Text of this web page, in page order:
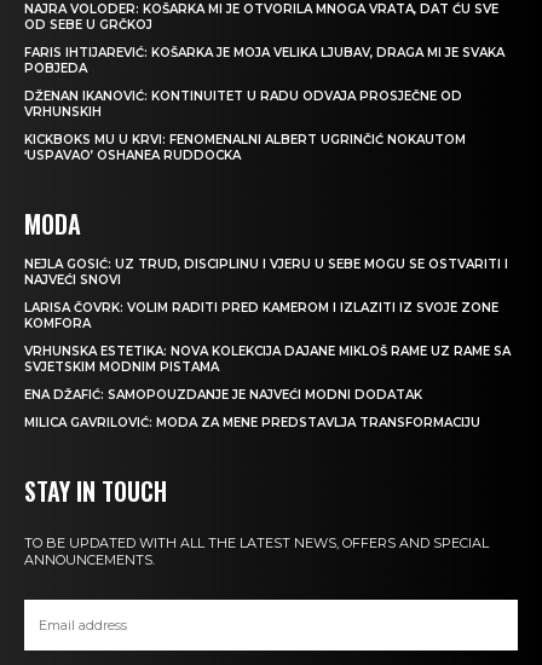
NAJRA VOLODER: KOŠARKA MI JE OTVORILA MNOGA VRATA, DAT ĆU SVE
OD SEBE U GRČKOJ
FARIS IHTIJAREVIĆ: KOŠARKA JE MOJA VELIKA LJUBAV, DRAGA MI JE SVAKA
POBJEDA
DŽENAN IKANOVIĆ: KONTINUITET U RADU ODVAJA PROSJEČNE OD
VRHUNSKIH
KICKBOKS MU U KRVI: FENOMENALNI ALBERT UGRINČIĆ NOKAUTOM
‘USPAVAO’ OSHANEA RUDDOCKA
MODA
NEJLA GOSIĆ: UZ TRUD, DISCIPLINU I VJERU U SEBE MOGU SE OSTVARITI I
NAJVEĆI SNOVI
LARISA ČOVRK: VOLIM RADITI PRED KAMEROM I IZLAZITI IZ SVOJE ZONE
KOMFORA
VRHUNSKA ESTETIKA: NOVA KOLEKCIJA DAJANE MIKLOŠ RAME UZ RAME SA
SVJETSKIM MODNIM PISTAMA
ENA DŽAFIĆ: SAMOPOUZDANJE JE NAJVEĆI MODNI DODATAK
MILICA GAVRILOVIĆ: MODA ZA MENE PREDSTAVLJA TRANSFORMACIJU
STAY IN TOUCH
TO BE UPDATED WITH ALL THE LATEST NEWS, OFFERS AND SPECIAL
ANNOUNCEMENTS.